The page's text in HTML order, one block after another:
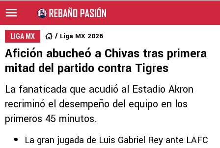
LIGA MX Liga MX 2026
Afición abucheó a Chivas tras primera
mitad del partido contra Tigres
La fanaticada que acudió al Estadio Akron
recriminó el desempeño del equipo en los
primeros 45 minutos.
La gran jugada de Luis Gabriel Rey ante LAFC